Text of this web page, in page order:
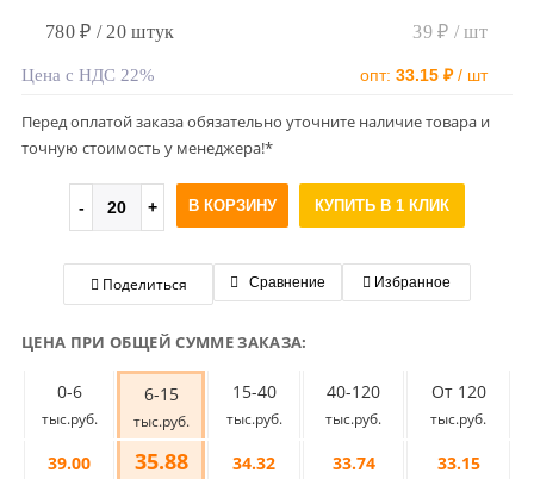
780 ₽ / 20 штук 39 ₽ / шт
Цена с НДС 22% опт: 33.15 ₽/ шт
Перед оплатой заказа обязательно уточните наличие товара и
точную стоимость у менеджера!*
В КОРЗИНУ КУПИТЬ В 1 КЛИК
Поделиться Сравнение Избранное
ЦЕНА ПРИ ОБЩЕЙ СУММЕ ЗАКАЗА:
0-6
тыс.руб.
6-15
тыс.руб.
15-40
тыс.руб.
40-120
тыс.руб.
От 120
тыс.руб.
39.00 35.88 34.32 33.74 33.15